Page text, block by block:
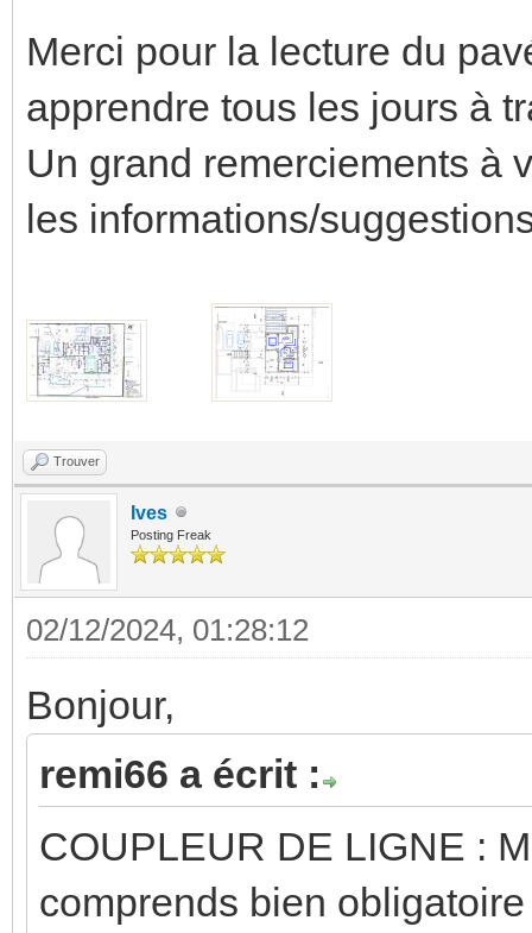
Merci pour la lecture du
apprendre tous les jours à
Un grand remerciements à
les informations/
Trouver
Ives
Posting Freak
02/12/2024, 01:28:12
Bonjour,
remi66 a écrit :
COUPLEUR DE LIGNE :
comprends bien